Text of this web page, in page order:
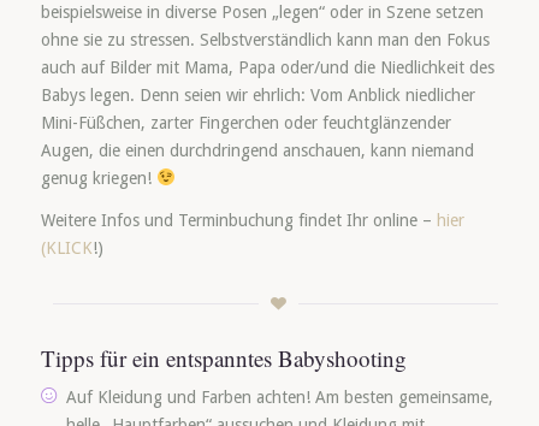
beispielsweise in diverse Posen „legen“ oder in Szene setzen
ohne sie zu stressen. Selbstverständlich kann man den Fokus
auch auf Bilder mit Mama, Papa oder/und die Niedlichkeit des
Babys legen. Denn seien wir ehrlich: Vom Anblick niedlicher
Mini-Füßchen, zarter Fingerchen oder feuchtglänzender
Augen, die einen durchdringend anschauen, kann niemand
genug kriegen!
Weitere Infos und Terminbuchung findet Ihr online – hier
(KLICK!)
Tipps für ein entspanntes Babyshooting
Auf Kleidung und Farben achten! Am besten gemeinsame,